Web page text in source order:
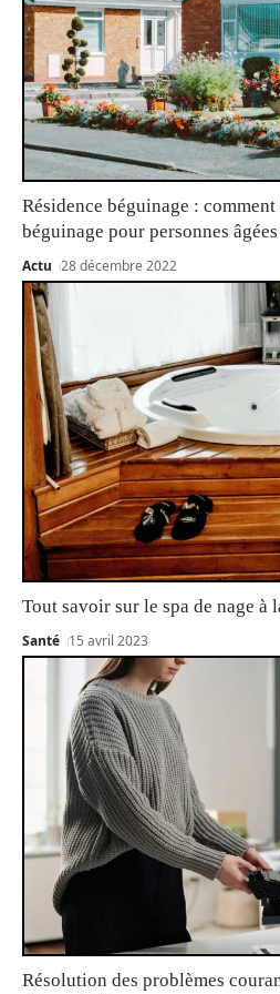
Résidence béguinage :
béguinage pour personnes âgées
Actu 28 décembre 2022
Tout savoir sur le spa de nage à
Santé 15 avril 2023
Résolution des problèmes